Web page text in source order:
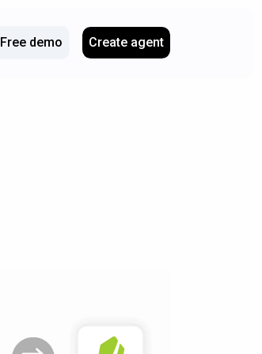
Free demo Create agent